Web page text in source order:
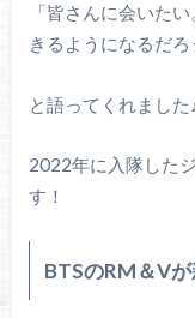
「皆さんに会いた
きるようになるだ
と語ってくれました
2022年に入隊した
す！
BTSのRM＆V